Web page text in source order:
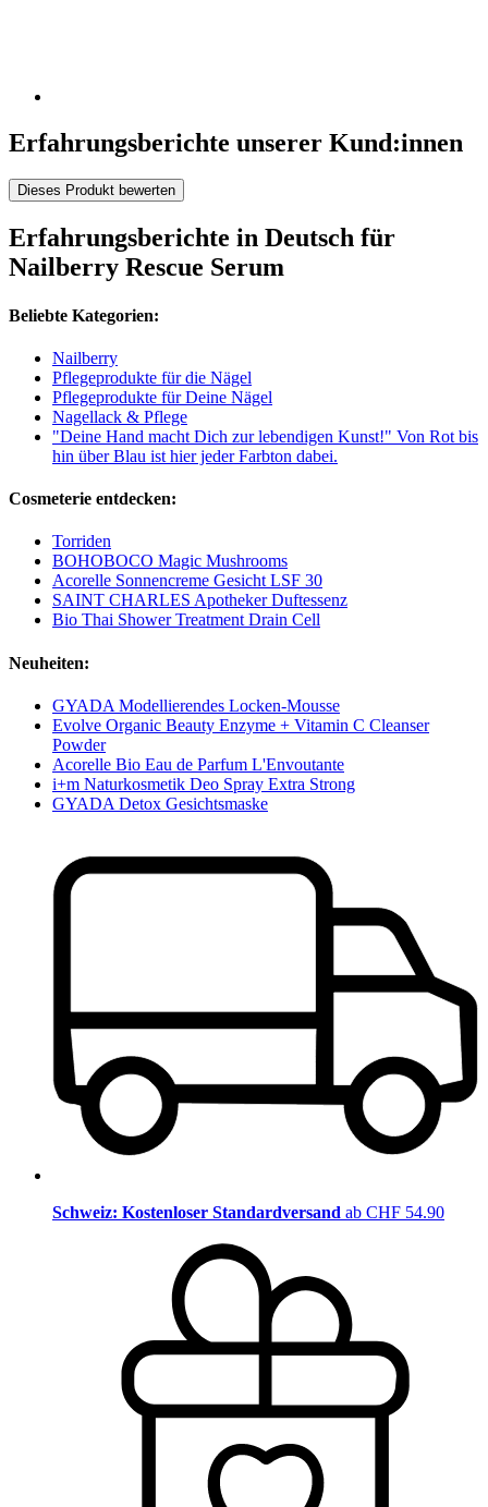
Erfahrungsberichte unserer Kund:innen
Dieses Produkt bewerten
Erfahrungsberichte in Deutsch für
Nailberry Rescue Serum
Beliebte Kategorien:
Nailberry
Pflegeprodukte für die Nägel
Pflegeprodukte für Deine Nägel
Nagellack & Pflege
"Deine Hand macht Dich zur lebendigen Kunst!" Von Rot bis
hin über Blau ist hier jeder Farbton dabei.
Cosmeterie entdecken:
Torriden
BOHOBOCO Magic Mushrooms
Acorelle Sonnencreme Gesicht LSF 30
SAINT CHARLES Apotheker Duftessenz
Bio Thai Shower Treatment Drain Cell
Neuheiten:
GYADA Modellierendes Locken-Mousse
Evolve Organic Beauty Enzyme + Vitamin C Cleanser
Powder
Acorelle Bio Eau de Parfum L'Envoutante
i+m Naturkosmetik Deo Spray Extra Strong
GYADA Detox Gesichtsmaske
Schweiz: Kostenloser Standardversand ab CHF 54.90